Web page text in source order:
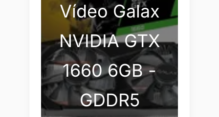
Vídeo Galax
NVIDIA GTX
1660 6GB -
GDDR5